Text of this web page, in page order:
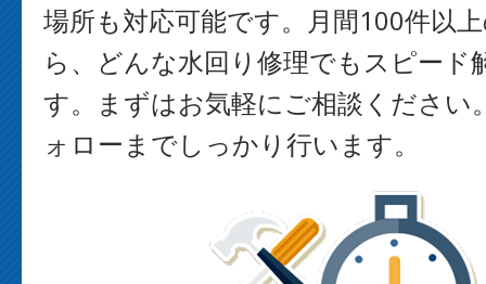
場所も対応可能です。月間100件以
ら、どんな水回り修理でもスピード
す。まずはお気軽にご相談ください
ォローまでしっかり行います。